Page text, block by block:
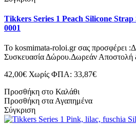
Tikkers Series 1 Peach Silicone
0001
Το kosmimata-roloi.gr σας προσφέρει
Συσκευασία Δώρου.Δωρεάν Αποστολή
42,00€ Χωρίς ΦΠΑ: 33,87€
Προσθήκη στο Καλάθι
Προσθήκη στα Αγαπημένα
Σύγκριση